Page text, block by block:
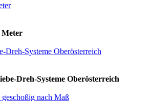
Meter
Dreh-Systeme Oberösterreich